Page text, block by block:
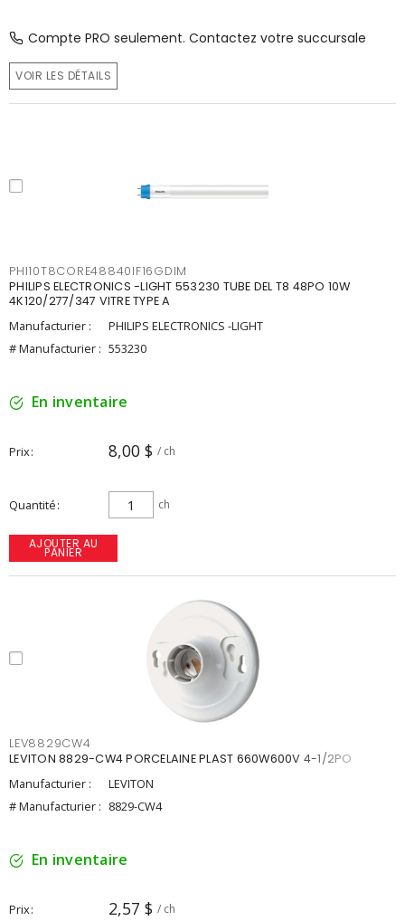
Compte PRO seulement. Contactez votre succursale
VOIR LES DÉTAILS
PHI10T8CORE48840IF16GDIM
PHILIPS ELECTRONICS -LIGHT 553230 TUBE DEL T8 48PO 10W
4K120/277/347 VITRE TYPE A
Manufacturier :
PHILIPS ELECTRONICS -LIGHT
# Manufacturier : 553230
En inventaire
Prix 8,00 $ / ch
Quantité ch
AJOUTER AU
PANIER
LEV8829CW4
LEVITON 8829-CW4 PORCELAINE PLAST 660W600V 4-1/2PO
Manufacturier :
LEVITON
# Manufacturier : 8829-CW4
En inventaire
Prix 2,57 $ / ch